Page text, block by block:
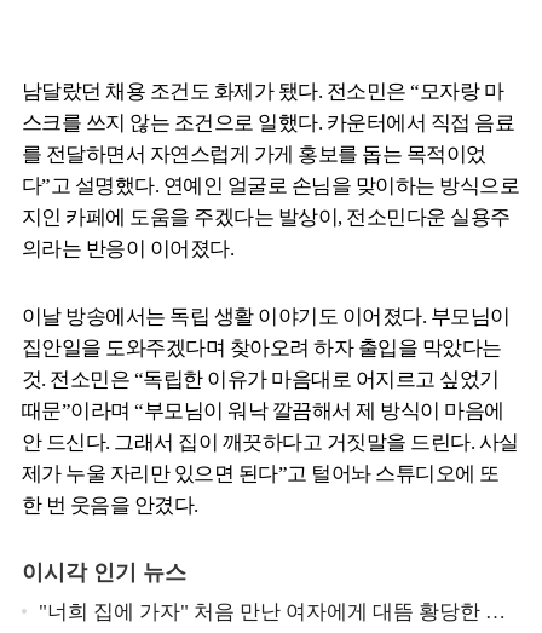
남달랐던 채용 조건도 화제가 됐다. 전소민은 “모자랑 마
스크를 쓰지 않는 조건으로 일했다. 카운터에서 직접 음료
를 전달하면서 자연스럽게 가게 홍보를 돕는 목적이었
다”고 설명했다. 연예인 얼굴로 손님을 맞이하는 방식으로
지인 카페에 도움을 주겠다는 발상이, 전소민다운 실용주
의라는 반응이 이어졌다.
이날 방송에서는 독립 생활 이야기도 이어졌다. 부모님이
집안일을 도와주겠다며 찾아오려 하자 출입을 막았다는
것. 전소민은 “독립한 이유가 마음대로 어지르고 싶었기
때문”이라며 “부모님이 워낙 깔끔해서 제 방식이 마음에
안 드신다. 그래서 집이 깨끗하다고 거짓말을 드린다. 사실
제가 누울 자리만 있으면 된다”고 털어놔 스튜디오에 또
한 번 웃음을 안겼다.
이시각 인기 뉴스
"너희 집에 가자" 처음 만난 여자에게 대뜸 황당한 요